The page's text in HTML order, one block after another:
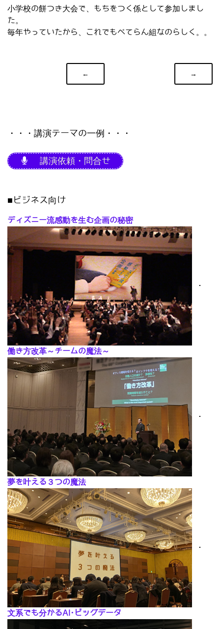
小学校の餅つき大会で、もちをつく係として参加しまし
た。
毎年やっていたから、これでもべてらん組なのらしく。。
← →
・・・講演テーマの一例・・・
講演依頼・問合せ
■ビジネス向け
ディズニー流感動を生む企画の秘密
･
働き方改革～チームの魔法～
･
夢を叶える３つの魔法
･
文系でも分かるAI･ビッグデータ